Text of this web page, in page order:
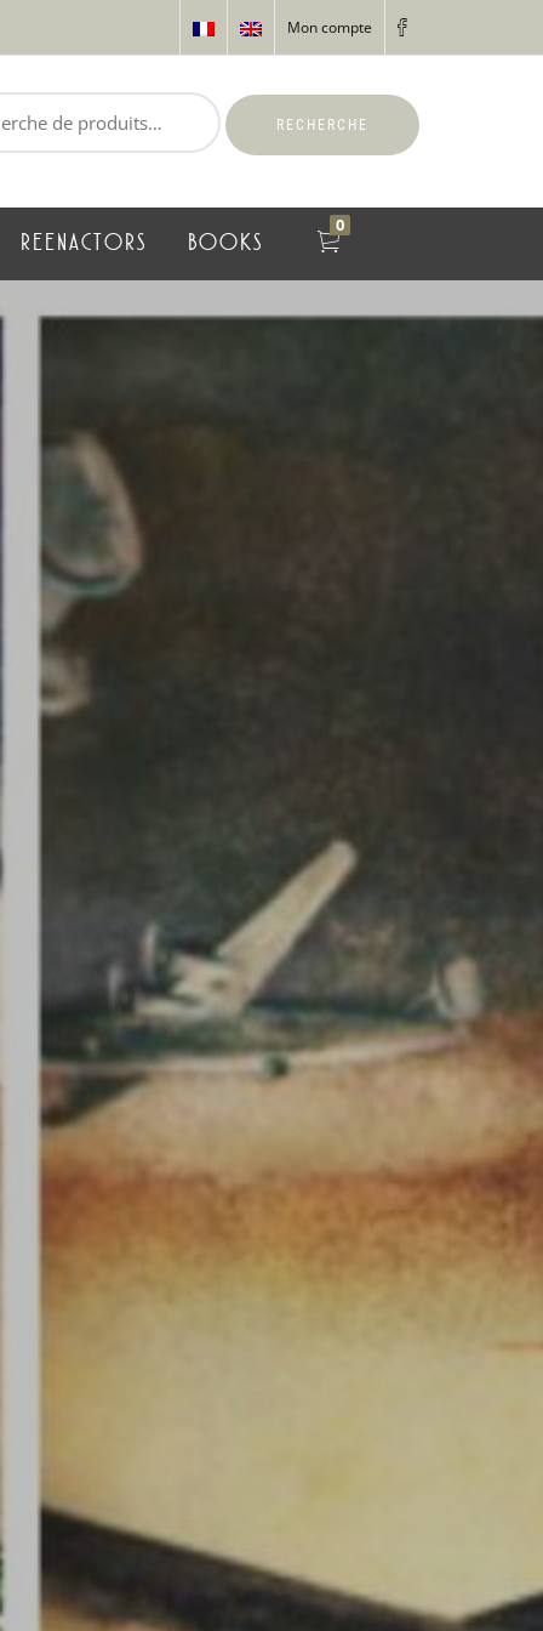
Mon compte
RECHERCHE
REENACTORS BOOKS
0